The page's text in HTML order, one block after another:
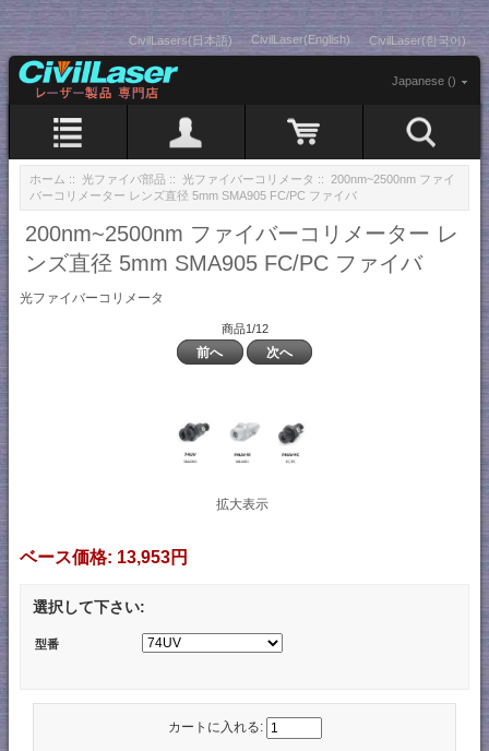
CivilLasers(日本語) CivilLaser(English) CivilLaser(한국어)
Japanese ()
ホーム :: 光ファイバ部品 :: 光ファイバーコリメータ :: 200nm~2500nm ファイ
バーコリメーター レンズ直径 5mm SMA905 FC/PC ファイバ
200nm~2500nm ファイバーコリメーター レ
ンズ直径 5mm SMA905 FC/PC ファイバ
光ファイバーコリメータ
商品1/12
前へ 次へ
拡大表示
ベース価格: 13,953円
選択して下さい:
型番
カートに入れる: